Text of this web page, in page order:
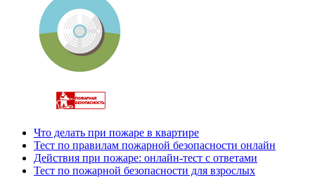
Что делать при пожаре в квартире
Тест по правилам пожарной безопасности онлайн
Действия при пожаре: онлайн-тест с ответами
Тест по пожарной безопасности для взрослых